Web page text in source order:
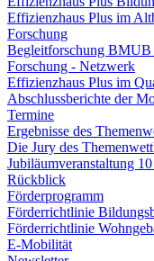
Effizienzhaus Plus im
Forschung
Begleitforschung BMUB
Forschung - Netzwerk
Effizienzhaus Plus im
Abschlussberichte der
Termine
Ergebnisse des
Die Jury des
Jubiläumveranstaltung
Rückblick
Förderprogramm
Förderrichtlinie
Förderrichtlinie
E-Mobilität